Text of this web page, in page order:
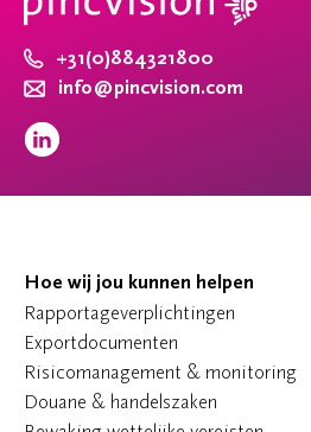
+31(0)884321800
info@pincvision.com
Hoe wij jou kunnen helpen
Rapportageverplichtingen
Exportdocumenten
Risicomanagement & monitoring
Douane & handelszaken